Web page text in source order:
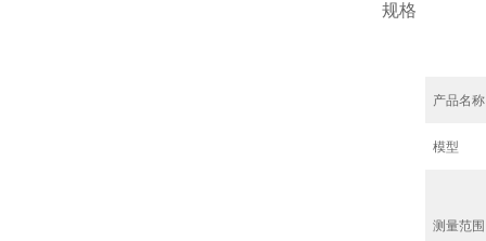
规格
产品名称
模型
测量范围